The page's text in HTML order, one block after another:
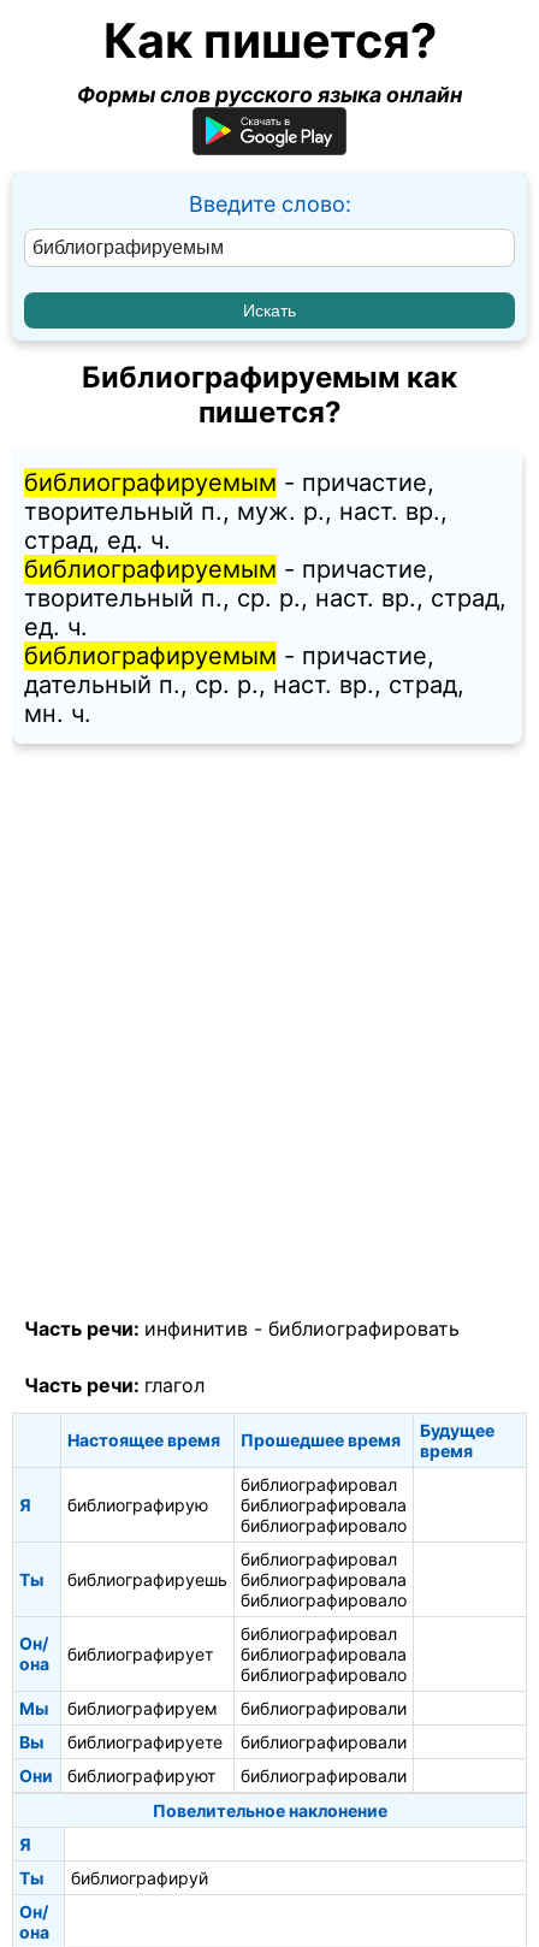
Как пишется?
Формы слов русского языка онлайн
Введите слово:
Библиографируемым как
пишется?
библиографируемым - причастие,
творительный п., муж. p., наст. вр.,
страд, ед. ч.
библиографируемым - причастие,
творительный п., ср. p., наст. вр., страд,
ед. ч.
библиографируемым - причастие,
дательный п., ср. p., наст. вр., страд,
мн. ч.
Часть речи: инфинитив - библиографировать
Часть речи: глагол
Настоящее время Прошедшее время
Будущее
время
Я библиографирую
библиографировал
библиографировала
библиографировало
Ты библиографируешь
библиографировал
библиографировала
библиографировало
Он/
она
библиографирует
библиографировал
библиографировала
библиографировало
Мы
библиографируем
библиографировали
Вы
библиографируете
библиографировали
Они
библиографируют
библиографировали
Повелительное наклонение
Я
Ты
библиографируй
Он/
она